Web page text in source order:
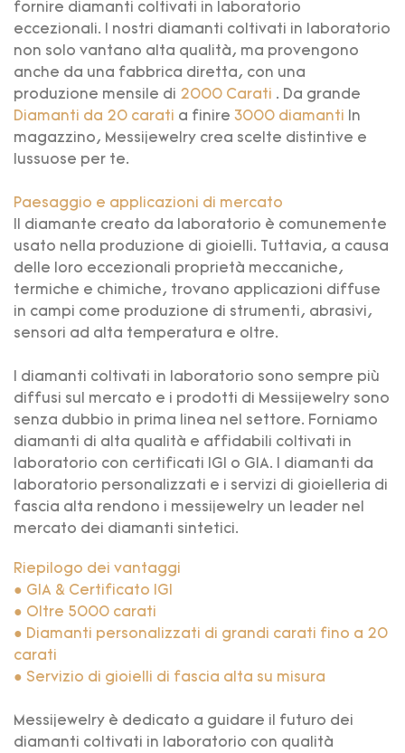
fornire diamanti coltivati ​​in laboratorio
eccezionali. I nostri diamanti coltivati ​​in laboratorio
non solo vantano alta qualità, ma provengono
anche da una fabbrica diretta, con una
produzione mensile di 2000 Carati . Da grande
Diamanti da 20 carati a finire 3000 diamanti
In
magazzino, Messijewelry crea scelte distintive e
lussuose per te.
Paesaggio e applicazioni di mercato
Il diamante creato da laboratorio è comunemente
usato nella produzione di gioielli. Tuttavia, a causa
delle loro eccezionali proprietà meccaniche,
termiche e chimiche, trovano applicazioni diffuse
in campi come produzione di strumenti, abrasivi,
sensori ad alta temperatura e oltre.
I diamanti coltivati ​​in laboratorio sono sempre più
diffusi sul mercato e i prodotti di Messijewelry sono
senza dubbio in prima linea nel settore. Forniamo
diamanti di alta qualità e affidabili coltivati ​​in
laboratorio con certificati IGI o GIA. I diamanti da
laboratorio personalizzati e i servizi di gioielleria di
fascia alta rendono i messijewelry un leader nel
mercato dei diamanti sintetici.
Riepilogo dei vantaggi
● GIA & Certificato IGI
● Oltre 5000 carati
● Diamanti personalizzati di grandi carati fino a 20
carati
● Servizio di gioielli di fascia alta su misura
Messijewelry è dedicato a guidare il futuro dei
diamanti coltivati ​​in laboratorio con qualità